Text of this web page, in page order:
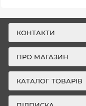
КОНТАКТИ
ПРО МАГАЗИН
КАТАЛОГ ТОВАРІВ